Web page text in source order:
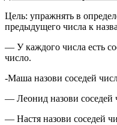
Цель: упражнять в
предыдущего числа к
— У каждого числа есть
число.
-Маша назови соседей
— Леонид назови соседей
— Настя назови соседей